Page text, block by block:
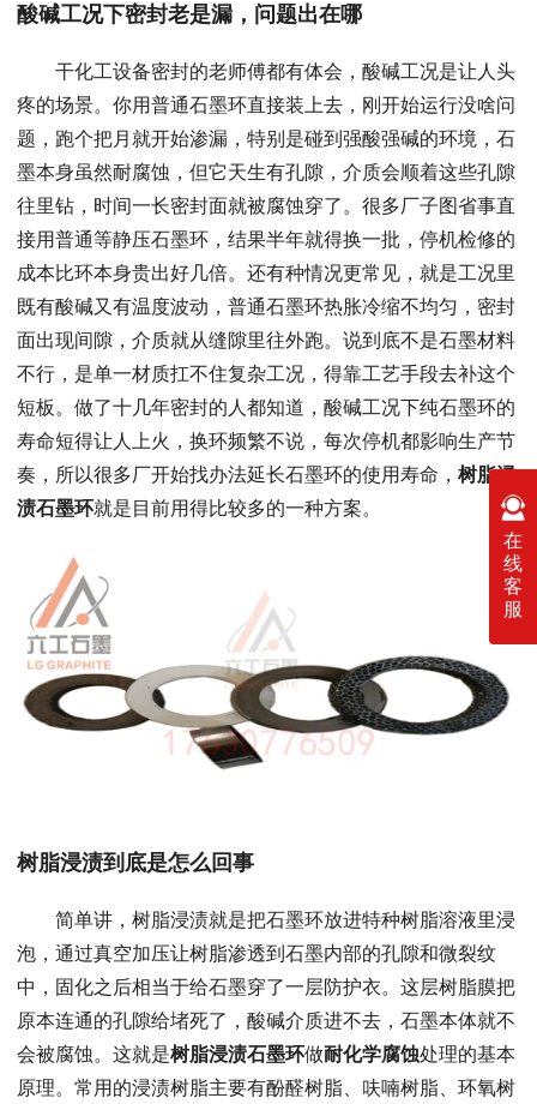
酸碱工况下密封老是漏，问题出在哪
干化工设备密封的老师傅都有体会，酸碱工况是让人头
疼的场景。你用普通石墨环直接装上去，刚开始运行没啥问
题，跑个把月就开始渗漏，特别是碰到强酸强碱的环境，石
墨本身虽然耐腐蚀，但它天生有孔隙，介质会顺着这些孔隙
往里钻，时间一长密封面就被腐蚀穿了。很多厂子图省事直
接用普通等静压石墨环，结果半年就得换一批，停机检修的
成本比环本身贵出好几倍。还有种情况更常见，就是工况里
既有酸碱又有温度波动，普通石墨环热胀冷缩不均匀，密封
面出现间隙，介质就从缝隙里往外跑。说到底不是石墨材料
不行，是单一材质扛不住复杂工况，得靠工艺手段去补这个
短板。做了十几年密封的人都知道，酸碱工况下纯石墨环的
寿命短得让人上火，换环频繁不说，每次停机都影响生产节
奏，所以很多厂开始找办法延长石墨环的使用寿命， 树脂浸
渍石墨环就是目前用得比较多的一种方案。
树脂浸渍到底是怎么回事
简单讲，树脂浸渍就是把石墨环放进特种树脂溶液里浸
泡，通过真空加压让树脂渗透到石墨内部的孔隙和微裂纹
中，固化之后相当于给石墨穿了一层防护衣。这层树脂膜把
原本连通的孔隙给堵死了，酸碱介质进不去，石墨本体就不
会被腐蚀。这就是树脂浸渍石墨环做耐化学腐蚀处理的基本
原理。常用的浸渍树脂主要有酚醛树脂、呋喃树脂、环氧树
在
线
客
服